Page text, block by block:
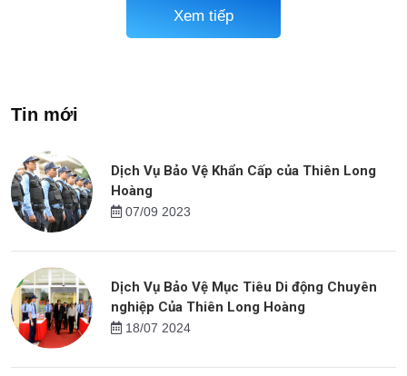
Xem tiếp
Tin mới
Dịch Vụ Bảo Vệ Khẩn Cấp của Thiên Long
Hoàng
07/09 2023
Dịch Vụ Bảo Vệ Mục Tiêu Di động Chuyên
nghiệp Của Thiên Long Hoàng
18/07 2024